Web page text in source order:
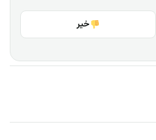
خیر